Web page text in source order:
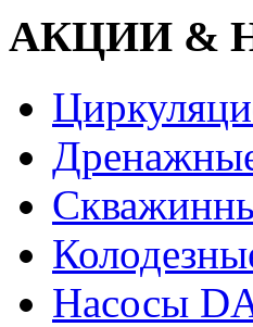
АКЦИИ &
Насосы